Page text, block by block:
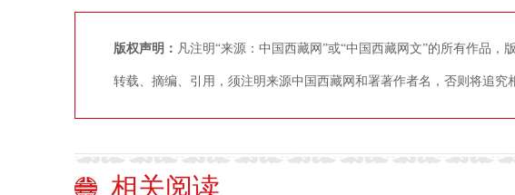
版权声明： 凡注明“来源：中国西藏网”或“中国西藏网文”的所有作品
转载、摘编、引用，须注明来源中国西藏网和署著作者名，否则将追究
相关阅读